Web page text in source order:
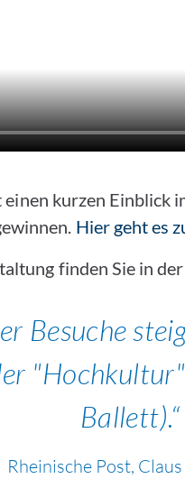
kurzen Einblick
Hier geht es
finden Sie in der
Besuche
Ballett).
Rheinische Post,